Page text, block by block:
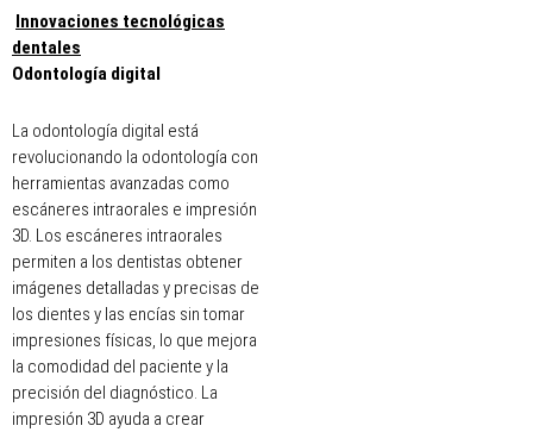
Innovaciones tecnológicas
dentales
Odontología digital
La odontología digital está
revolucionando la odontología con
herramientas avanzadas como
escáneres intraorales e impresión
3D. Los escáneres intraorales
permiten a los dentistas obtener
imágenes detalladas y precisas de
los dientes y las encías sin tomar
impresiones físicas, lo que mejora
la comodidad del paciente y la
precisión del diagnóstico. La
impresión 3D ayuda a crear